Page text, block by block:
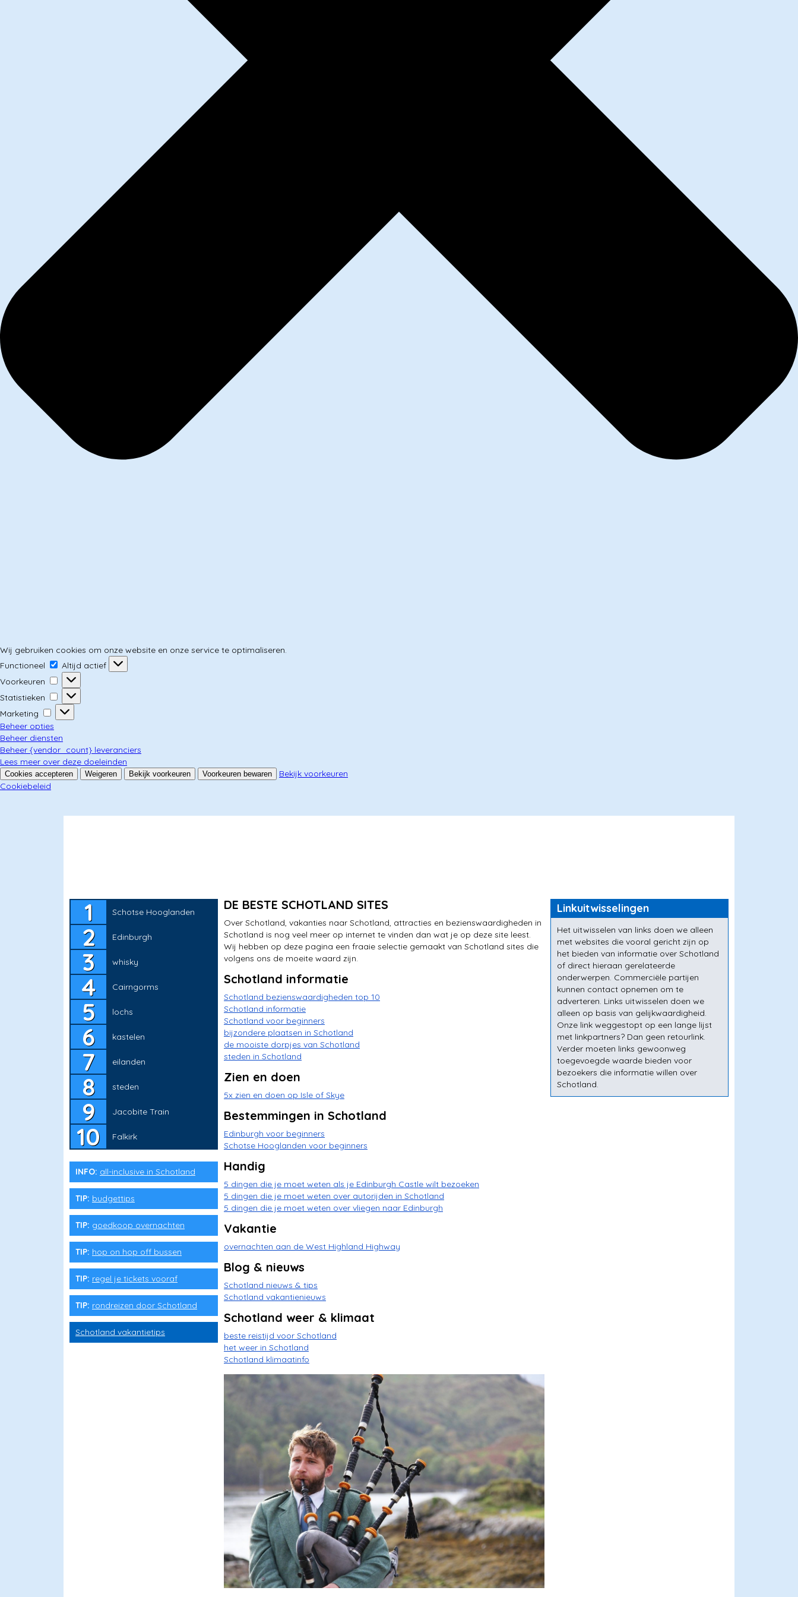
Wij gebruiken cookies om onze website en onze service te optimaliseren.
Functioneel
Functioneel
Altijd actief
Voorkeuren
Voorkeuren
Statistieken
Statistieken
Marketing
Marketing
Beheer opties
Beheer diensten
Beheer {vendor_count} leveranciers
Lees meer over deze doeleinden
Cookies accepteren Weigeren Bekijk voorkeuren Voorkeuren bewaren
Bekijk voorkeuren
Cookiebeleid
Schotse Hooglanden
Edinburgh
whisky
Cairngorms
lochs
kastelen
eilanden
steden
Jacobite Train
Falkirk
INFO: all-inclusive in Schotland
TIP: budgettips
TIP: goedkoop overnachten
TIP: hop on hop off bussen
TIP: regel je tickets vooraf
TIP: rondreizen door Schotland
Schotland vakantietips
DE BESTE SCHOTLAND SITES
Over Schotland, vakanties naar Schotland, attracties en bezienswaardigheden in
Schotland is nog veel meer op internet te vinden dan wat je op deze site leest.
Wij hebben op deze pagina een fraaie selectie gemaakt van Schotland sites die
volgens ons de moeite waard zijn.
Schotland informatie
Schotland bezienswaardigheden top 10
Schotland informatie
Schotland voor beginners
bijzondere plaatsen in Schotland
de mooiste dorpjes van Schotland
steden in Schotland
Zien en doen
5x zien en doen op Isle of Skye
Bestemmingen in Schotland
Edinburgh voor beginners
Schotse Hooglanden voor beginners
Handig
5 dingen die je moet weten als je Edinburgh Castle wilt bezoeken
5 dingen die je moet weten over autorijden in Schotland
5 dingen die je moet weten over vliegen naar Edinburgh
Vakantie
overnachten aan de West Highland Highway
Blog & nieuws
Schotland nieuws & tips
Schotland vakantienieuws
Schotland weer & klimaat
beste reistijd voor Schotland
het weer in Schotland
Schotland klimaatinfo
Linkuitwisselingen
Het uitwisselen van links doen we alleen
met websites die vooral gericht zijn op
het bieden van informatie over Schotland
of direct hieraan gerelateerde
onderwerpen. Commerciële partijen
kunnen contact opnemen om te
adverteren. Links uitwisselen doen we
alleen op basis van gelijkwaardigheid.
Onze link weggestopt op een lange lijst
met linkpartners? Dan geen retourlink.
Verder moeten links gewoonweg
toegevoegde waarde bieden voor
bezoekers die informatie willen over
Schotland.